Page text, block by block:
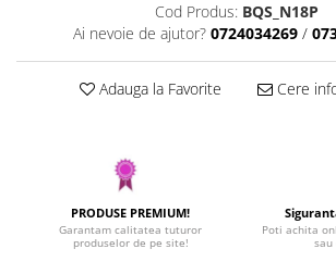
Cod Produs: BQS_N18P
Ai nevoie de ajutor? 0724034269 /
Adauga la Favorite Cere
PRODUSE PREMIUM!
Garantam calitatea tuturor
produselor de pe site!
Poti achita
sau